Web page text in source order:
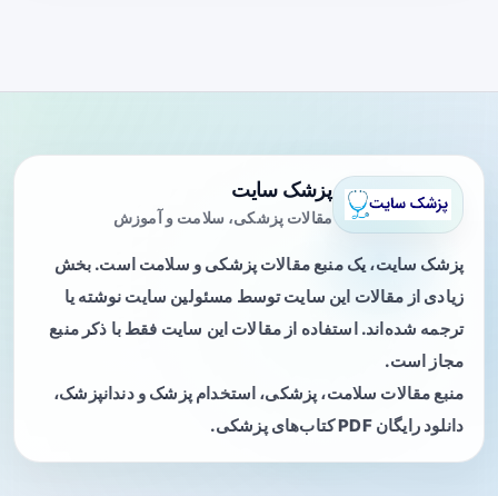
پزشک سایت
مقالات پزشکی، سلامت و آموزش
پزشک سایت، یک منبع مقالات پزشکی و سلامت است. بخش
زیادی از مقالات این سایت توسط مسئولین سایت نوشته یا
ترجمه شده‌اند. استفاده از مقالات این سایت فقط با ذکر منبع
مجاز است.
منبع مقالات سلامت، پزشکی، استخدام پزشک و دندانپزشک،
دانلود رایگان PDF کتاب‌های پزشکی.